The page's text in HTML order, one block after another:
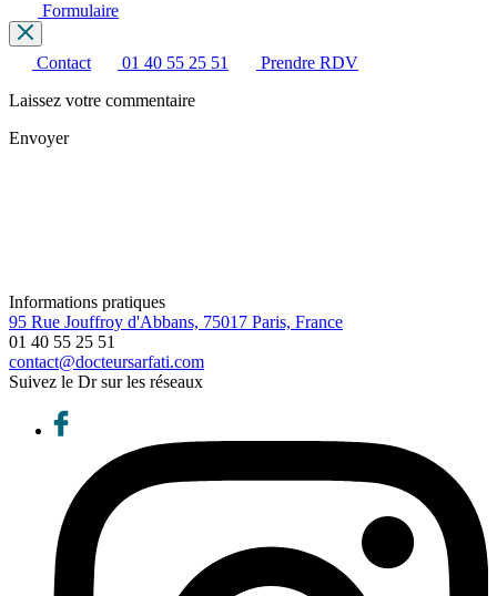
Formulaire
Contact 01 40 55 25 51
Prendre RDV
Laissez votre commentaire
Envoyer
Informations pratiques
95 Rue Jouffroy d'Abbans, 75017 Paris, France
01 40 55 25 51
contact@docteursarfati.com
Suivez le Dr sur les réseaux